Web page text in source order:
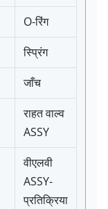
O-रिंग
स्प्रिंग
जाँच
राहत वाल्व
ASSY
वीएलवी
ASSY-
प्रतिक्रिया